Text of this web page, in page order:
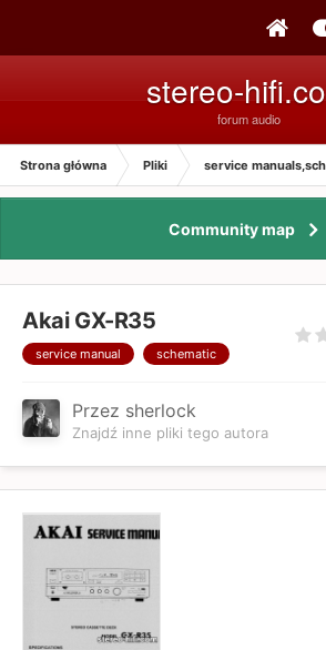
stereo-
forum audio
Strona główna Pliki service
Community map
Akai GX-R35
service manual schematic
Przez sherlock
Znajdź inne pliki tego autora